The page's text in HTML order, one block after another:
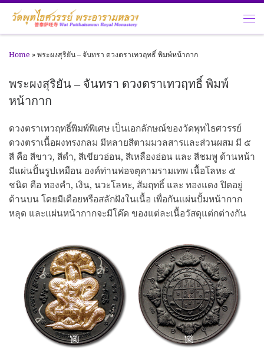
Skip to content
Home »พระผงสุริยัน – จันทรา ดวงตราเทวฤทธิ์ พิมพ์หน้ากาก
พระผงสุริยัน – จันทรา ดวงตราเทวฤทธิ์ พิมพ์
หน้ากาก
ดวงตราเทวฤทธิ์พิมพ์พิเศษ เป็นเอกลักษณ์ของวัดพุทไธศวรรย์
ดวงตราเนื้อผงทรงกลม มีหลายสีตามมวลสารและส่วนผสม มี ๕
สี คือ สีขาว, สีดำ, สีเขียวอ่อน, สีเหลืองอ่อน และ สีชมพู ด้านหน้า
มีแผ่นปั้นรูปเหมือน องค์ท่านพ่อจตุคามรามเทพ เนื้อโลหะ ๕
ชนิด คือ ทองคำ, เงิน, นวะโลหะ, สัมฤทธิ์ และ ทองแดง ปิดอยู่
ด้านบน โดยมีเดือยหรือสลักฝังในเนื้อ เพื่อกันแผ่นปั้มหน้ากาก
หลุด และแผ่นหน้ากากจะมีโค๊ด ของแต่ละเนื้อวัสดุแต่กต่างกัน